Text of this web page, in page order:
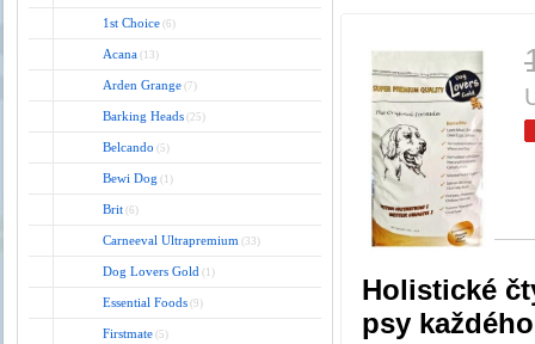
1st Choice (6)
Acana (13)
Arden Grange (7)
Barking Heads (25)
Belcando (5)
Bewi Dog (1)
Brit (6)
Carneeval Ultrapremium (33)
Dog Lovers Gold (1)
Essential Foods (9)
Firstmate (5)
Holistické
psy